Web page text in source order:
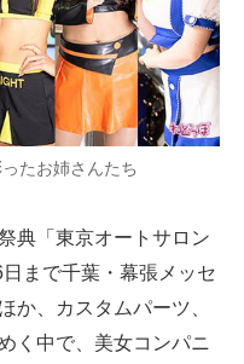
たお姉さんたち
典「東京オートサロン
まで千葉・幕張メッセ
か、カスタムパーツ、
く中で、美女コンパニ